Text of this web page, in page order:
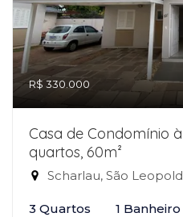
R$ 330.000
Casa de Condomínio
quartos, 60m²
Scharlau, São
3 Quartos 1 Banheiro